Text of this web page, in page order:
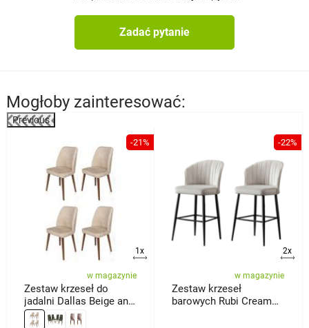
Zadać pytanie
Mogłoby zainteresować:
Previous
-21%
1x
w magazynie
Zestaw krzeseł do
jadalni Dallas Beige and
Brown, 4 szt.
-22%
2x
w magazynie
Zestaw krzeseł
barowych Rubi Cream